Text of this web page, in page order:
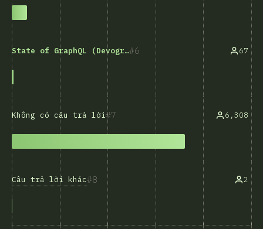
6
State of GraphQL (Devographics) 67
7
Không có câu trả lời 6,308
8
Câu trả lời khác 2